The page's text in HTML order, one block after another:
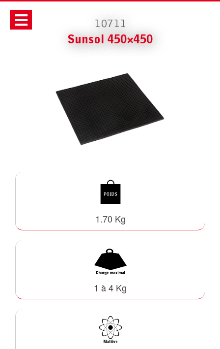
10711
Sunsol 450×450
1.70 Kg
1 à 4 Kg